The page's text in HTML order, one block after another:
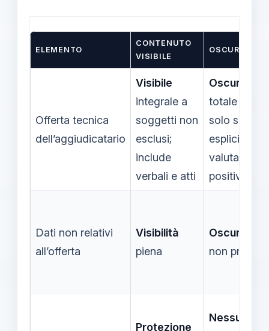
ELEMENTO
CONTENUTO
VISIBILE
Offerta tecnica
dell’aggiudicatario
Visibile
integrale a
soggetti non
esclusi;
include
verbali e atti
totale o
solo su
esplicita e
valutazione
positiva
Dati non relativi
all’offerta
Visibilità
piena
non
Protezione
Nessun